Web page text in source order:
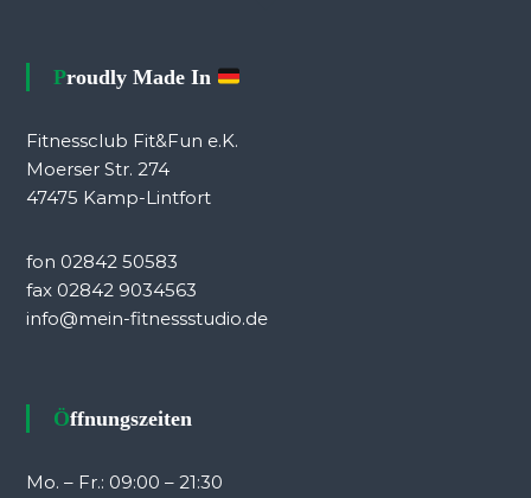
Proudly Made In
Fitnessclub Fit&Fun e.K.
Moerser Str. 274
47475 Kamp-Lintfort
fon 02842 50583
fax 02842 9034563
info@mein-fitnessstudio.de
Öffnungszeiten
Mo. – Fr.: 09:00 – 21:30